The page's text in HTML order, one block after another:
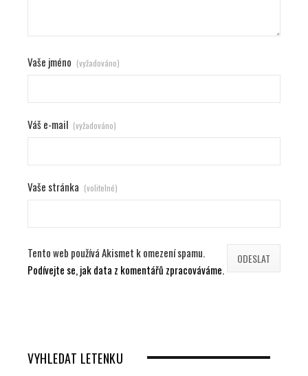
Vaše jméno (vyžadováno)
Váš e-mail (vyžadováno)
Vaše stránka (volitelné)
Tento web používá Akismet k omezení spamu.
Podívejte se, jak data z komentářů zpracováváme.
VYHLEDAT LETENKU